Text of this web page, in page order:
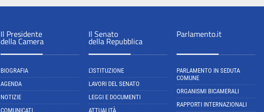
Il Presidente
della Camera
BIOGRAFIA
AGENDA
NOTIZIE
COMUNICATI
Il Senato
della Repubblica
L'ISTITUZIONE
LAVORI DEL SENATO
LEGGI E DOCUMENTI
ATTUALITÀ
Parlamento.it
PARLAMENTO IN SEDUTA
COMUNE
ORGANISMI BICAMERALI
RAPPORTI INTERNAZIONALI